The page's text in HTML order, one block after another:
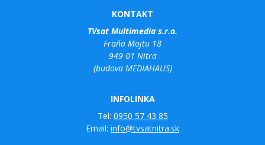
KONTAKT
TVsat Multimedia s.r.o.
Fraňa Mojtu 18
949 01 Nitra
(budova MEDIAHAUS)
INFOLINKA
Tel: 0950 57 43 85
Email: info@tvsatnitra.sk